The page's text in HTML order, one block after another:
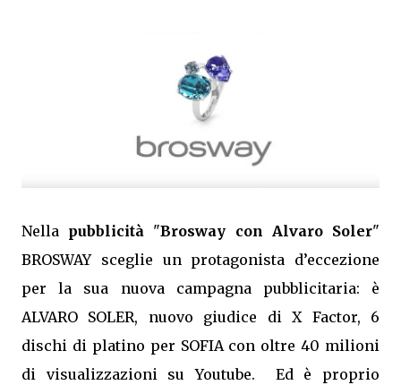
Nella pubblicità "Brosway con Alvaro Soler"
BROSWAY sceglie un protagonista d’eccezione
per la sua nuova campagna pubblicitaria: è
ALVARO SOLER, nuovo giudice di X Factor, 6
dischi di platino per SOFIA con oltre 40 milioni
di visualizzazioni su Youtube. Ed è proprio